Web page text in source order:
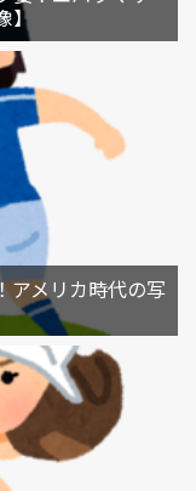
】
アメリカ時代の写